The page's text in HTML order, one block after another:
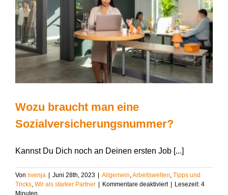
Wozu braucht man eine
Sozialversicherungsnummer?
Kannst Du Dich noch an Deinen ersten Job [...]
Von svenja | Juni 28th, 2023 | Allgemein Arbeitswelten Tipps und
Tricks Wir als starker Partner | Kommentare deaktiviertfür| Lesezeit: 4
Minuten